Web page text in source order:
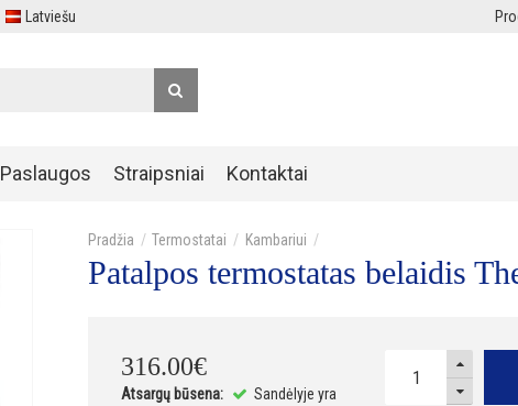
Latviešu
Paslaugos Straipsniai Kontaktai
Termostatai Kambariui
Patalpos termostatas belaidis
316.00€
Atsargų būsena:
Sandėlyje yra